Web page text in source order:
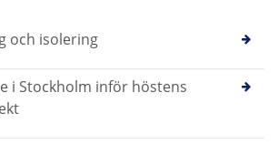
och isolering
i Stockholm inför höstens